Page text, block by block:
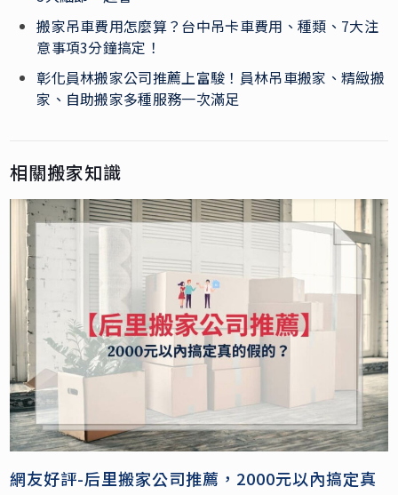
搬家吊車費用怎麼算？台中吊卡車費用、種類、7大注
意事項3分鐘搞定！
彰化員林搬家公司推薦上富駿！員林吊車搬家、精緻搬
家、自助搬家多種服務一次滿足
相關搬家知識
網友好評-后里搬家公司推薦，2000元以內搞定真